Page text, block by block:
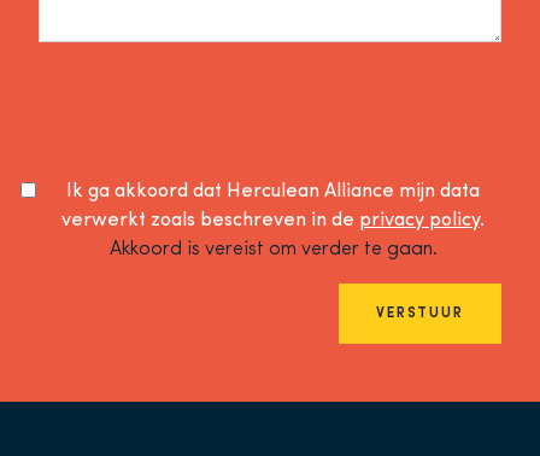
Ik ga akkoord dat Herculean Alliance mijn data
verwerkt zoals beschreven in de privacy policy.
Akkoord is vereist om verder te gaan.
VERSTUUR